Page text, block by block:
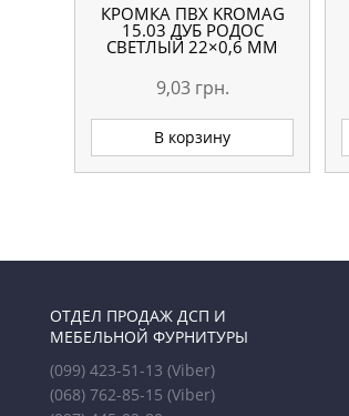
КРОМКА ПВХ KROMAG
15.03 ДУБ РОДОС
СВЕТЛЫЙ 22×0,6 ММ
9,03 грн.
В корзину
ОТДЕЛ ПРОДАЖ ДСП И
МЕБЕЛЬНОЙ ФУРНИТУРЫ
(099) 423-51-13(Viber)
(068) 762-85-15(Viber)